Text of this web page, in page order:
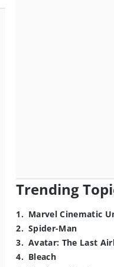
Trending
1. Marvel Cinematic
2. Spider-Man
3. Avatar: The Last
4. Bleach